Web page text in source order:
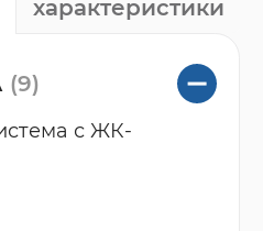
характеристики
(9)
с ЖК-